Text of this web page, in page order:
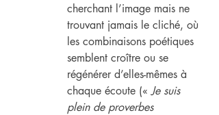
cherchant l’image mais ne
trouvant jamais le cliché, où
les combinaisons poétiques
semblent croître ou se
régénérer d’elles-mêmes à
chaque écoute (« Je suis
plein de proverbes